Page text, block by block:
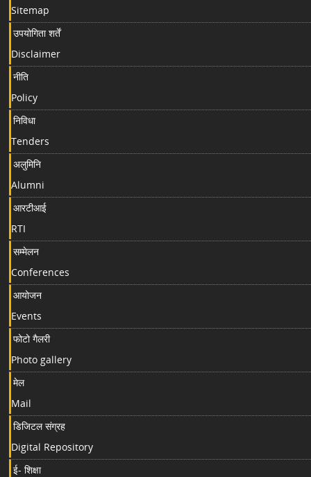
Sitemap
उपयोगिता शर्तें
Disclaimer
नीति
Policy
निविधा
Tenders
अलुमिनि
Alumni
आरटीआई
RTI
सम्मेलन
Conferences
आयोजन
Events
फोटो गैलरी
Photo gallery
मेल
Mail
डिजिटल संग्रह
Digital Repository
ई- शिक्षा